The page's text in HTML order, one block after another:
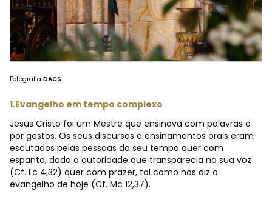
Fotografia DACS
1.Evangelho em tempo complexo
Jesus Cristo foi um Mestre que ensinava com palavras e
por gestos. Os seus discursos e ensinamentos orais eram
escutados pelas pessoas do seu tempo quer com
espanto, dada a autoridade que transparecia na sua voz
(Cf. Lc 4,32) quer com prazer, tal como nos diz o
evangelho de hoje (Cf. Mc 12,37).